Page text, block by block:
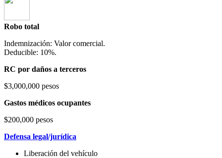
Robo total
Indemnización: Valor comercial.
Deducible: 10%.
RC por daños a terceros
$3,000,000 pesos
Gastos médicos ocupantes
$200,000 pesos
Defensa legal/jurídica
Liberación del vehículo